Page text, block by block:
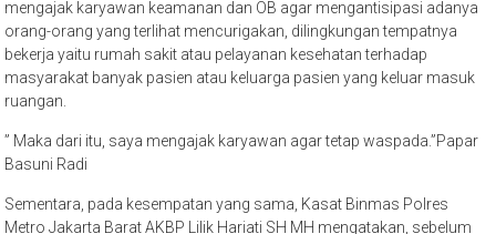
mengajak karyawan keamanan dan OB agar mengantisipasi adanya
orang-orang yang terlihat mencurigakan, dilingkungan tempatnya
bekerja yaitu rumah sakit atau pelayanan kesehatan terhadap
masyarakat banyak pasien atau keluarga pasien yang keluar masuk
ruangan.
” Maka dari itu, saya mengajak karyawan agar tetap waspada.”Papar
Basuni Radi
Sementara, pada kesempatan yang sama, Kasat Binmas Polres
Metro Jakarta Barat AKBP Lilik Hariati SH MH mengatakan, sebelum